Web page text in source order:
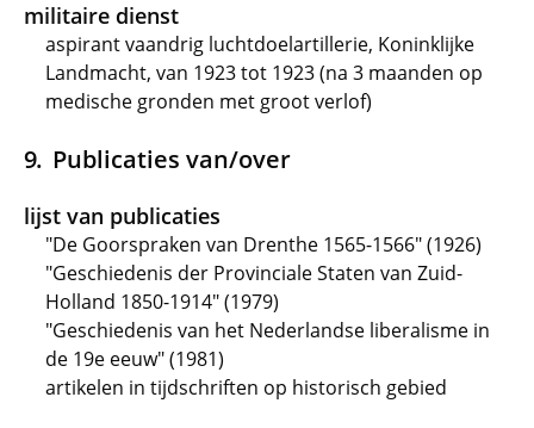
militaire dienst
aspirant vaandrig luchtdoelartillerie, Koninklijke
Landmacht, van 1923 tot 1923 (na 3 maanden op
medische gronden met groot verlof)
Publicaties van/over
lijst van publicaties
"De Goorspraken van Drenthe 1565-1566" (1926)
"Geschiedenis der Provinciale Staten van Zuid-
Holland 1850-1914" (1979)
"Geschiedenis van het Nederlandse liberalisme in
de 19e eeuw" (1981)
artikelen in tijdschriften op historisch gebied